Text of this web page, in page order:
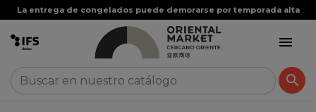
La entrega de congelados puede demorarse por temporada alta

